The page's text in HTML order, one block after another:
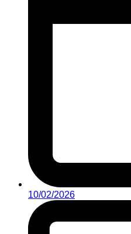
10/02/2026